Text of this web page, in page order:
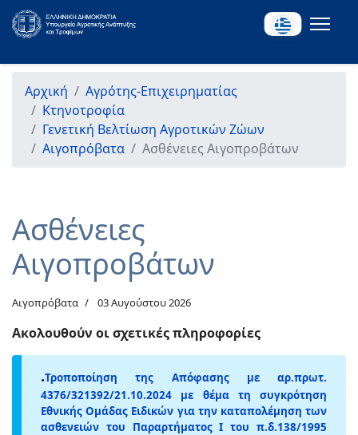
Αρχική
Αγρότης-Επιχειρηματίας
Κτηνοτροφία
Γενετική Βελτίωση Αγροτικών Ζώων
Αιγοπρόβατα
Ασθένειες Αιγοπροβάτων
Ασθένειες
Αιγοπροβάτων
Αιγοπρόβατα 03 Αυγούστου 2026
Ακολουθούν οι σχετικές πληροφορίες
.Τροποποίηση της Απόφασης με αρ.πρωτ.
4376/321392/21.10.2024 με θέμα τη συγκρότηση
Εθνικής Ομάδας Ειδικών για την καταπολέμηση των
ασθενειών του Παραρτήματος Ι του π.δ.138/1995